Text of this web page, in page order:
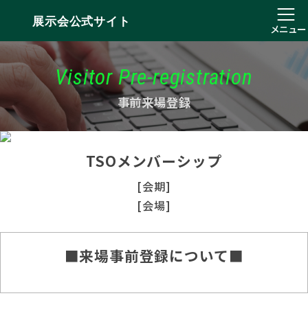
展示会公式サイト
メニュー
Visitor Pre-registration
事前来場登録
TSOメンバーシップ
[会期]
[会場]
■来場事前登録について■